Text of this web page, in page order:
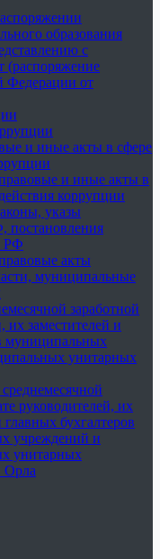
образования
с
(распоряжение
Федерации от
и иные акты в сфере
и иные акты в
коррупции
указы
постановления
РФ
акты
муниципальные
заработной
их заместителей и
муниципальных
унитарных
руководителей, их
главных бухгалтеров
учреждений и
унитарных
Орла